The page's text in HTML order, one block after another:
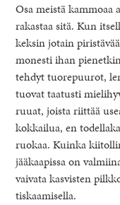
Osa meistä kammoaa
rakastaa sitä. Kun
keksin jotain
monesti ihan
tehdyt tuorepuurot,
tuovat taatusti
ruuat, joista riittää
kokkailua, en
ruokaa. Kuinka
jääkaapissa on
vaivata kasvisten
tiskaamisella.